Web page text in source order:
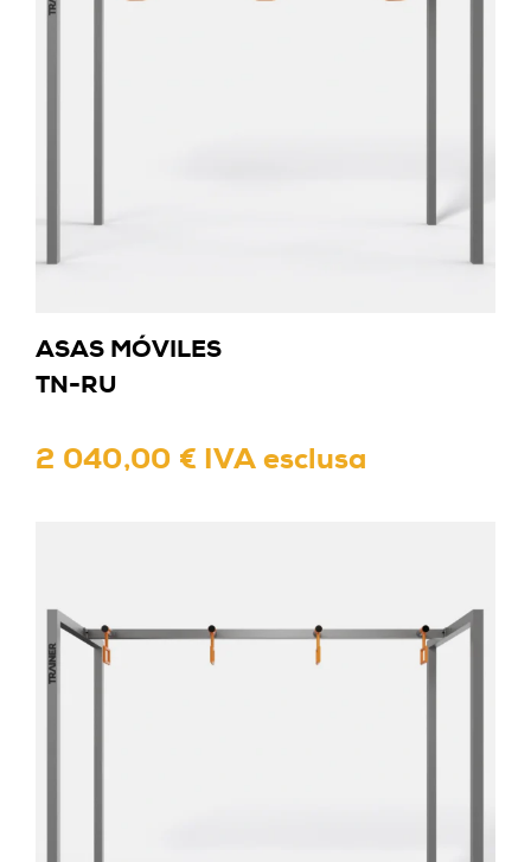
ASAS MÓVILES
TN-RU
2 040,00 € IVA esclusa